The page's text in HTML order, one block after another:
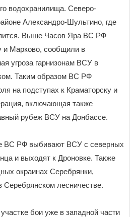
водохранилища. Северо-
Александро-Шультино, где
Выше Часов Яра ВС РФ
и Марково, сообщили в
угроза гарнизонам ВСУ в
Таким образом ВС РФ
на подступах к Краматорску и
включающая также
рубеж ВСУ на Донбассе.
ВС РФ выбивают ВСУ с северных
и выходят к Дроновке. Также
окраинах Серебрянки,
Серебрянском лесничестве.
бои уже в западной части